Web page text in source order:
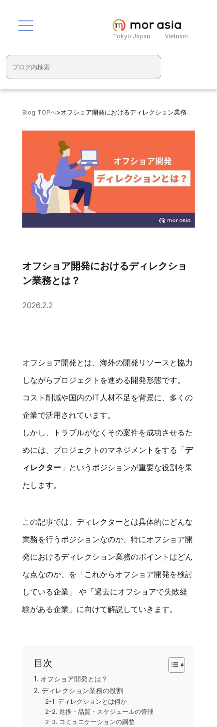
Tokyo Japan Vietnam
Blog TOPへ > オフショア開発におけるディレクション業務とは？
オフショア開発におけるディレクショ
ン業務とは？
2026.2.2
オフショア開発とは、海外の開発リソースと協力
しながらプロジェクトを進める開発形態です。
コスト削減や国内のIT人材不足を背景に、多くの
企業で活用されています。
しかし、トラブルがなくその案件を成功させるた
めには、プロジェクトのマネジメントをする「デ
ィレクター 」というポジションが重要な役割を果
たします。
この記事では、ディレクターとは具体的にどんな
業務を行うポジションなのか、特にオフショア開
発におけるディレクション業務のポイントはどん
な点なのか、を「これからオフショア開発を検討
している企業」 や「過去にオフショアで失敗経
験がある企業」に向けて解説していきます。
目次
1. オフショア開発とは？
2. ディレクション業務の役割
2-1. ディレクションとは何か
2-2. 進捗・品質・スケジュールの管理
2-3. コミュニケーションの調整